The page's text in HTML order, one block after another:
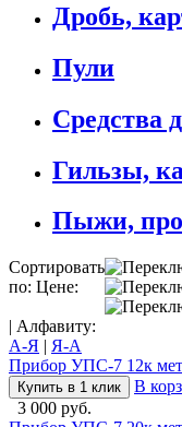
Дробь,
Пули
Средства
Гильзы,
Пыжи,
Сортировать
по: Цене:
| Алфавиту:
А-Я | Я-А
Прибор УПС-7 12к
Купить в 1 клик
В
3 000 руб.